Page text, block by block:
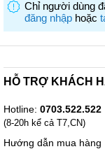
Chỉ người dùng
đăng nhập hoặc
HỖ TRỢ KHÁCH
Hotline: 0703.522.522
(8-20h kể cả T7,CN)
Hướng dẫn mua hàng